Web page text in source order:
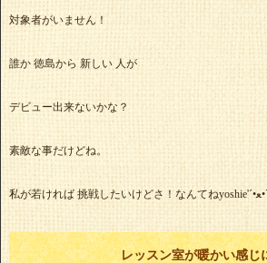
対象者がいません！
誰か 徳島から 新しい 人が
デビュー出来ないかな？
素敵な事だけどね。
私が若ければ 挑戦したいけどさ！なんてねyoshie'‎´•ﻌ•`
レッスン室が暖かい感じ